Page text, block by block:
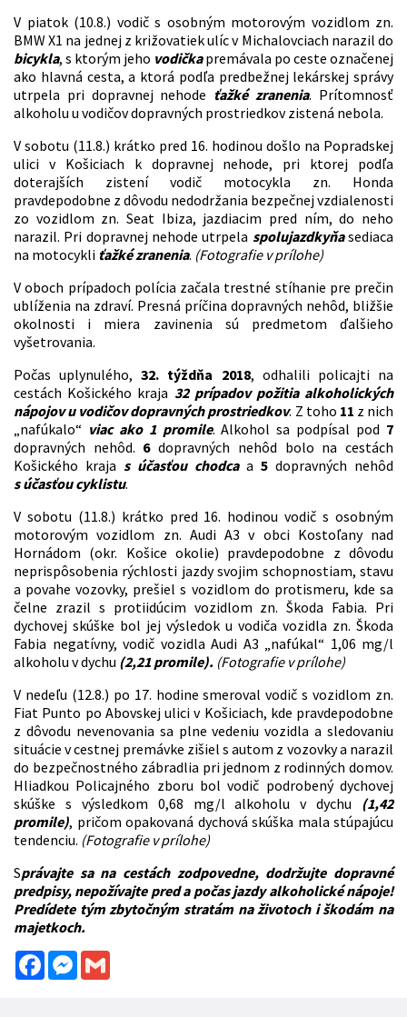
V piatok (10.8.) vodič s osobným motorovým vozidlom zn.
BMW X1 na jednej z križovatiek ulíc v Michalovciach narazil do
bicykla, s ktorým jeho vodičkapremávala po ceste označenej
ako hlavná cesta, a ktorá podľa predbežnej lekárskej správy
utrpela pri dopravnej nehode ťažké zranenia. Prítomnosť
alkoholu u vodičov dopravných prostriedkov zistená nebola.
V sobotu (11.8.) krátko pred 16. hodinou došlo na Popradskej
ulici v Košiciach k dopravnej nehode, pri ktorej podľa
doterajších zistení vodič motocykla zn. Honda
pravdepodobne z dôvodu nedodržania bezpečnej vzdialenosti
zo vozidlom zn. Seat Ibiza, jazdiacim pred ním, do neho
narazil. Pri dopravnej nehode utrpela spolujazdkyňasediaca
na motocykli ťažké zranenia. (Fotografie v prílohe)
V oboch prípadoch polícia začala trestné stíhanie pre prečin
ublíženia na zdraví. Presná príčina dopravných nehôd, bližšie
okolnosti i miera zavinenia sú predmetom ďalšieho
vyšetrovania.
Počas uplynulého,32. týždňa 2018, odhalili policajti na
cestách Košického kraja 32 prípadov požitia alkoholických
nápojov u vodičov dopravných prostriedkov. Z toho 11 z nich
„nafúkalo“ viac ako 1 promile. Alkohol sa podpísal pod 7
dopravných nehôd. 6dopravných nehôd bolo na cestách
Košického kraja s účasťou chodcaa 5 dopravných nehôd
s účasťou cyklistu.
V sobotu (11.8.) krátko pred 16. hodinou vodič s osobným
motorovým vozidlom zn. Audi A3 v obci Kostoľany nad
Hornádom (okr. Košice okolie) pravdepodobne z dôvodu
neprispôsobenia rýchlosti jazdy svojim schopnostiam, stavu
a povahe vozovky, prešiel s vozidlom do protismeru, kde sa
čelne zrazil s protiidúcim vozidlom zn. Škoda Fabia. Pri
dychovej skúške bol jej výsledok u vodiča vozidla zn. Škoda
Fabia negatívny, vodič vozidla Audi A3 „nafúkal“ 1,06 mg/l
alkoholu v dychu (2,21 promile). (Fotografie v prílohe)
V nedeľu (12.8.) po 17. hodine smeroval vodič s vozidlom zn.
Fiat Punto po Abovskej ulici v Košiciach, kde pravdepodobne
z dôvodu nevenovania sa plne vedeniu vozidla a sledovaniu
situácie v cestnej premávke zišiel s autom z vozovky a narazil
do bezpečnostného zábradlia pri jednom z rodinných domov.
Hliadkou Policajného zboru bol vodič podrobený dychovej
skúške s výsledkom 0,68 mg/l alkoholu v dychu (1,42
promile), pričom opakovaná dychová skúška mala stúpajúcu
tendenciu. (Fotografie v prílohe)
Správajte sa na cestách zodpovedne, dodržujte dopravné
predpisy, nepožívajte pred a počas jazdy alkoholické nápoje!
Predídete tým zbytočným stratám na životoch i škodám na
majetkoch.
FacebookMessenger